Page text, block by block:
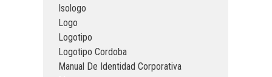
Isologo
Logo
Logotipo
Logotipo Cordoba
Manual De Identidad Corporativa